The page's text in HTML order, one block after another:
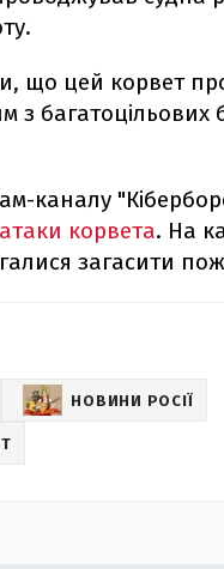
що цей корвет
з багатоцільових
каналу
корвета. На
загасити
НОВИНИ РОСІЇ